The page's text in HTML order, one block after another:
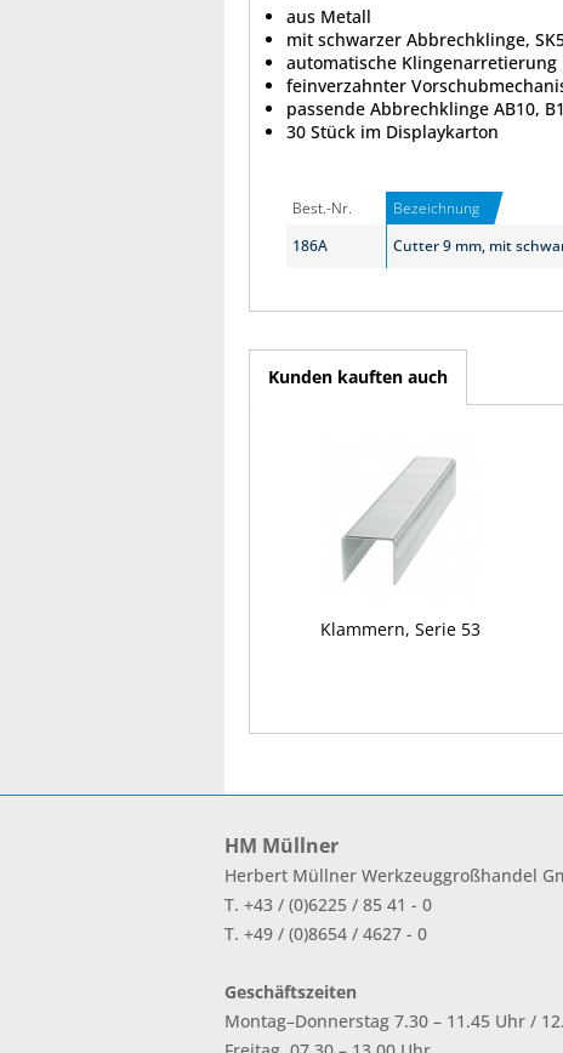
aus Metall
mit schwarzer Abbrechklinge,
automatische Klingenarretierung
feinverzahnter
passende Abbrechklinge AB10,
30 Stück im Displaykarton
Best.-Nr. Bezeichnung
186A
Cutter 9 mm, mit
Kunden kauften auch
Klammern, Serie 53
HM Müllner
Herbert Müllner Werkzeuggroßhandel
T. +43 / (0)6225 / 85 41 - 0
T. +49 / (0)8654 / 4627 - 0
Geschäftszeiten
Montag–Donnerstag 7.30 – 11.45 Uhr /